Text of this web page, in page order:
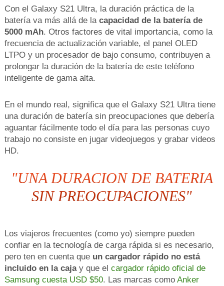
Con el Galaxy S21 Ultra, la duración práctica de la
batería va más allá de la capacidad de la batería de
5000 mAh. Otros factores de vital importancia, como la
frecuencia de actualización variable, el panel OLED
LTPO y un procesador de bajo consumo, contribuyen a
prolongar la duración de la batería de este teléfono
inteligente de gama alta.
En el mundo real, significa que el Galaxy S21 Ultra tiene
una duración de batería sin preocupaciones que debería
aguantar fácilmente todo el día para las personas cuyo
trabajo no consiste en jugar videojuegos y grabar videos
HD.
"UNA DURACION DE BATERIA
SIN PREOCUPACIONES"
Los viajeros frecuentes (como yo) siempre pueden
confiar en la tecnología de carga rápida si es necesario,
pero ten en cuenta que un cargador rápido no está
incluido en la cajay que el cargador rápido oficial de
Samsung cuesta USD $50. Las marcas como Anker